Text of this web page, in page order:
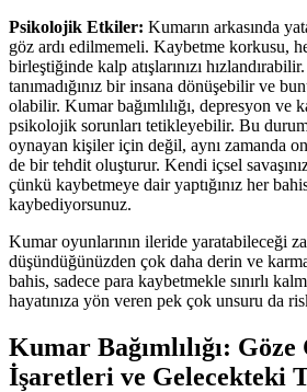
Psikolojik Etkiler: Kumarın arkasında
göz ardı edilmemeli. Kaybetme korkusu,
birleştiğinde kalp atışlarınızı
tanımadığınız bir insana dönüşebilir ve
olabilir. Kumar bağımlılığı, depresyon ve
psikolojik sorunları tetikleyebilir. Bu
oynayan kişiler için değil, aynı zamanda
de bir tehdit oluşturur. Kendi içsel
çünkü kaybetmeye dair yaptığınız her
kaybediyorsunuz.
Kumar oyunlarının ileride yaratabileceği
düşündüğünüzden çok daha derin ve
bahis, sadece para kaybetmekle sınırlı
hayatınıza yön veren pek çok unsuru da
Kumar Bağımlılığı:
İşaretleri ve Gelecekteki